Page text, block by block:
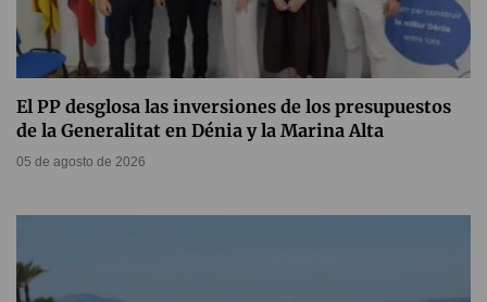
El PP desglosa las inversiones de los presupuestos
de la Generalitat en Dénia y la Marina Alta
05 de agosto de 2026